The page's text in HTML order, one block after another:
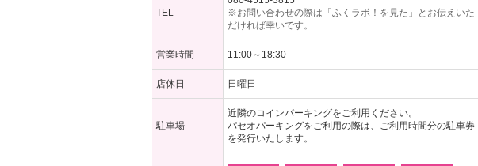
TEL
※お問い合わせの際は「ふくラボ！を見た」とお伝えいた
だければ幸いです。
営業時間 11:00～18:30
店休日 日曜日
駐車場
近隣のコインパーキングをご利用ください。
パセオパーキングをご利用の際は、ご利用時間分の駐車券
を発行いたします。